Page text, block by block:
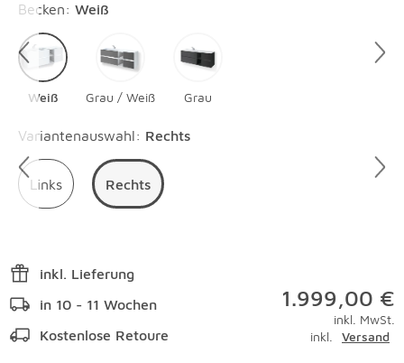
Becken: Weiß
Weiß Grau / Weiß Grau
Variantenauswahl: Rechts
Links Rechts
inkl. Lieferung
in 10 - 11 Wochen
Kostenlose Retoure
1.999,00 €
inkl. MwSt.
inkl.
Versand